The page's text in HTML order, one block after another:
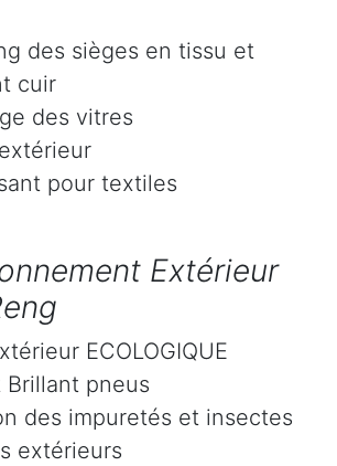
des sièges en tissu et
cuir
des vitres
pour textiles
Extérieur
ECOLOGIQUE
Brillant pneus
des impuretés et insectes
extérieurs